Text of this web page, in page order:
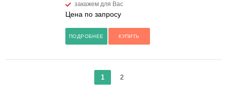
закажем для Вас
Цена по запросу
ПОДРОБНЕЕ КУПИТЬ
1 2